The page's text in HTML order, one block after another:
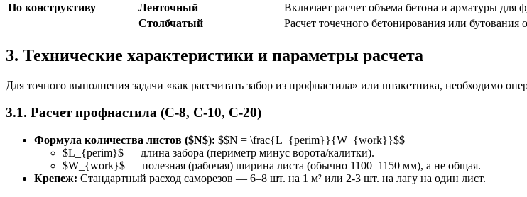
По конструктиву
Ленточный
Включает расчет объема бетона и арматуры для
Столбчатый
Расчет точечного бетонирования или бутования
3. Технические характеристики и параметры расчета
Для точного выполнения задачи «как рассчитать забор из профнастила» или штакетника, необходимо
3.1. Расчет профнастила (С-8, С-10, С-20)
Формула количества листов ($N$): $$N = \frac{L_{perim}}{W_{work}}$$
$L_{perim}$ — длина забора (периметр минус ворота/калитки).
$W_{work}$ — полезная (рабочая) ширина листа (обычно 1100–1150 мм), а не общая.
Крепеж: Стандартный расход саморезов — 6–8 шт. на 1 м² или 2-3 шт. на лагу на один лист.